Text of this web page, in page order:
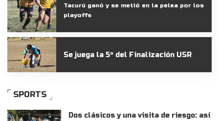
Tacurú ganó y se metió en la pelea por los
playoffs
Se juega la 5° del Finalización USR
SPORTS
Dos clásicos y una visita de riesgo: así